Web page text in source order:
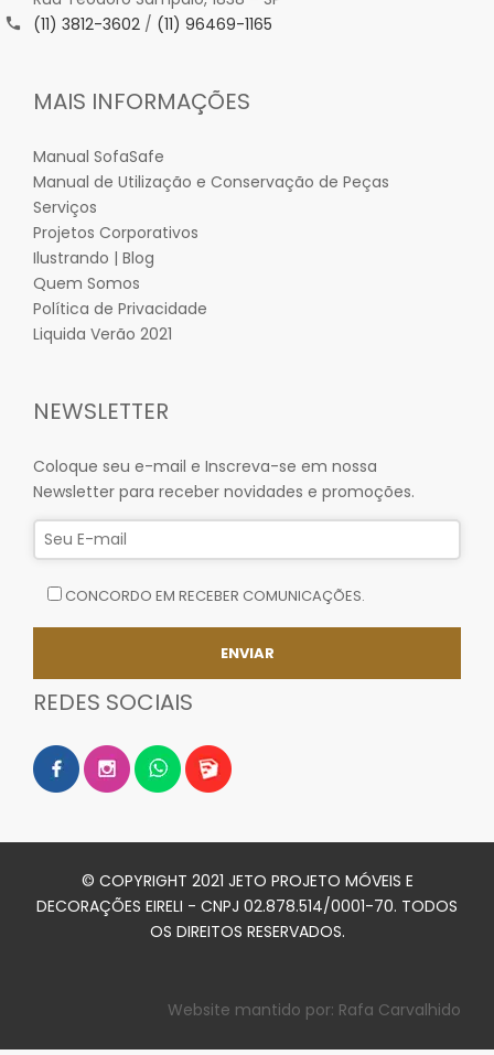
(11) 3812-3602 / (11) 96469-1165
MAIS INFORMAÇÕES
Manual SofaSafe
Manual de Utilização e Conservação de Peças
Serviços
Projetos Corporativos
Ilustrando | Blog
Quem Somos
Política de Privacidade
Liquida Verão 2021
NEWSLETTER
Coloque seu e-mail e Inscreva-se em nossa
Newsletter para receber novidades e promoções.
CONCORDO EM RECEBER COMUNICAÇÕES.
REDES SOCIAIS
© COPYRIGHT 2021 JETO PROJETO MÓVEIS E
DECORAÇÕES EIRELI - CNPJ 02.878.514/0001-70. TODOS
OS DIREITOS RESERVADOS.
Website mantido por: Rafa Carvalhido